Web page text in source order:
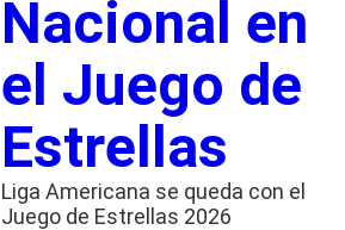
Nacional en
el Juego de
Estrellas
Liga Americana se queda con el
Juego de Estrellas 2026